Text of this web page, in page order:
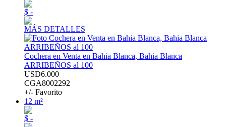
$ -
MÁS DETALLES
Cochera en Venta en Bahia Blanca, Bahia Blanca
ARRIBEÑOS al 100
USD6.000
CGA8002292
+/- Favorito
12 m²
$ -